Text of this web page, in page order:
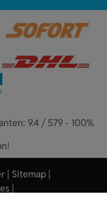
9.4 / 579 - 100%
Sitemap